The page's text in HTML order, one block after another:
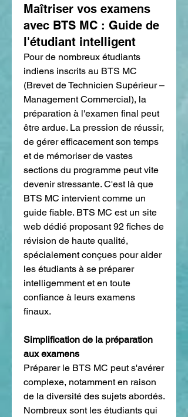
Maîtriser vos examens
avec BTS MC : Guide de
l'étudiant intelligent
Pour de nombreux étudiants
indiens inscrits au BTS MC
(Brevet de Technicien Supérieur –
Management Commercial), la
préparation à l'examen final peut
être ardue. La pression de réussir,
de gérer efficacement son temps
et de mémoriser de vastes
sections du programme peut vite
devenir stressante. C'est là que
BTS MC intervient comme un
guide fiable. BTS MC est un site
web dédié proposant 92 fiches de
révision de haute qualité,
spécialement conçues pour aider
les étudiants à se préparer
intelligemment et en toute
confiance à leurs examens
finaux.
Simplification de la préparation
aux examens
Préparer le BTS MC peut s'avérer
complexe, notamment en raison
de la diversité des sujets abordés.
Nombreux sont les étudiants qui